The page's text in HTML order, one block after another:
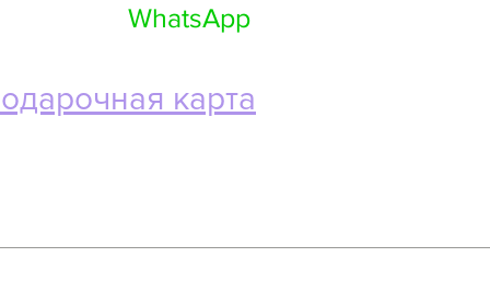
WhatsApp
карта